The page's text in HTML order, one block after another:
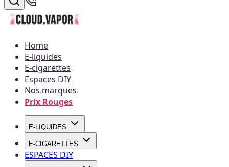
Home
E-liquides
E-cigarettes
Espaces DIY
Nos marques
Prix Rouges
E-LIQUIDES
E-CIGARETTES
ESPACES DIY